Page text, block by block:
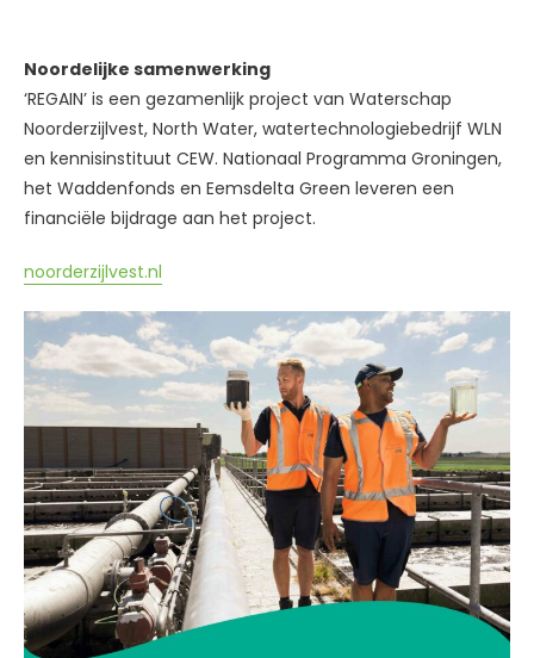
Noordelijke samenwerking
‘REGAIN’ is een gezamenlijk project van Waterschap
Noorderzijlvest, North Water, watertechnologiebedrijf WLN
en kennisinstituut CEW. Nationaal Programma Groningen,
het Waddenfonds en Eemsdelta Green leveren een
financiële bijdrage aan het project.
noorderzijlvest.nl